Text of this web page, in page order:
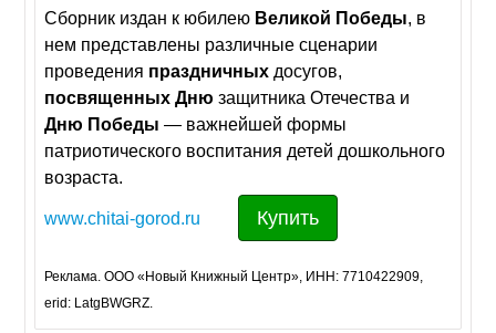
Сборник издан к юбилею Великой Победы, в
нем представлены различные сценарии
проведения праздничных досугов,
посвященных Дню защитника Отечества и
Дню Победы — важнейшей формы
патриотического воспитания детей дошкольного
возраста.
www.chitai-gorod.ru Купить
Реклама. ООО «Новый Книжный Центр», ИНН: 7710422909,
erid: LatgBWGRZ.